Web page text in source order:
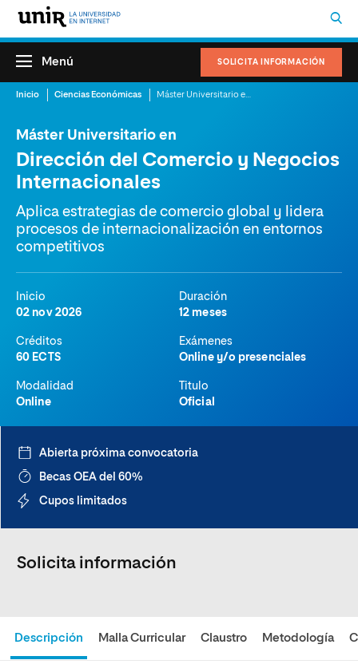
SOLICITA INFORMACIÓN
Menú
Inicio Ciencias Económicas
Máster Universitario en
Dirección del Comercio y Negocios
Internacionales
Aplica estrategias de comercio global y lidera
procesos de internacionalización en entornos
competitivos
Inicio
02 nov 2026
Duración
12 meses
Créditos
60 ECTS
Exámenes
Online y/o presenciales
Modalidad
Online
Titulo
Oficial
Descripción Malla Curricular Claustro Metodología
Abierta próxima convocatoria
Becas OEA del 60%
Cupos limitados
Solicita información